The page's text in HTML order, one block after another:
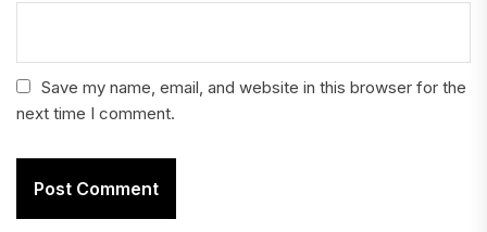
Save my name, email, and website in this browser for the
next time I comment.